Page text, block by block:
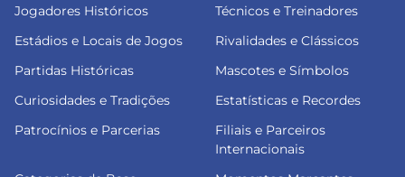
Jogadores Históricos
Técnicos e Treinadores
Estádios e Locais de Jogos
Rivalidades e Clássicos
Partidas Históricas
Mascotes e Símbolos
Curiosidades e Tradições
Estatísticas e Recordes
Patrocínios e Parcerias
Filiais e Parceiros
Internacionais